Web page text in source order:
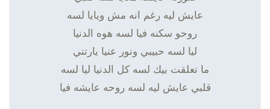
عايش ليه رغم انه مش ويايا لسه
روحو سكنه فيا لسه هوه الدنيا
ليا لسه حبيبي ونور عنيا يارتني
ما تعلقت بيك لسه كل الدنيا ليا لسه
قلبي عايش ليه لسه روحه عايشه فيا